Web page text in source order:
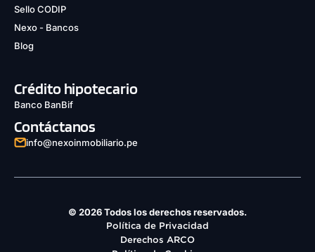
Sello CODIP
Nexo - Bancos
Blog
Crédito hipotecario
Banco BanBif
Contáctanos
info@nexoinmobiliario.pe
© 2026 Todos los derechos reservados.
Política de Privacidad
Derechos ARCO